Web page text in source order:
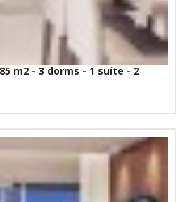
m2 - 3 dorms - 1 suíte - 2